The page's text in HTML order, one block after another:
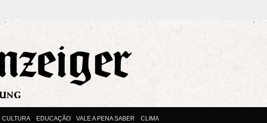
CULTURA EDUCAÇÃO VALE A PENA SABER CLIMA